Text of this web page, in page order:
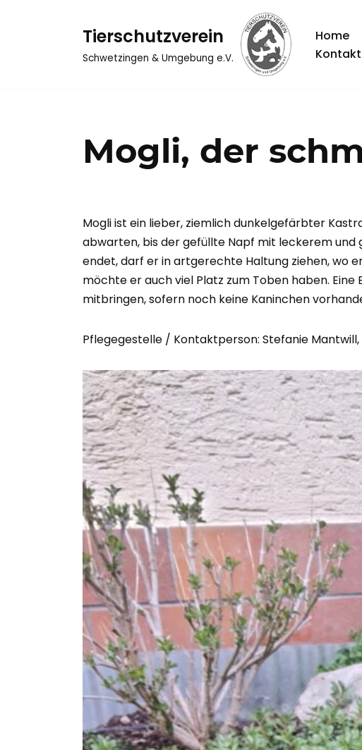
Tierschutzverein
Schwetzingen & Umgebung e.V.
Home
Kontakt
Mogli, der
Mogli ist ein lieber, ziemlich dunkelgefärbter
abwarten, bis der gefüllte Napf mit leckerem und
endet, darf er in artgerechte Haltung ziehen, wo
möchte er auch viel Platz zum Toben haben.
mitbringen, sofern noch keine Kaninchen
Pflegegestelle / Kontaktperson: Stefanie Mantwill,